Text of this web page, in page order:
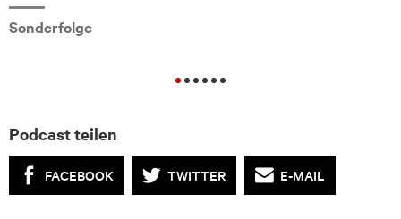
Sonderfolge
Podcast teilen
FACEBOOK TWITTER E-MAIL